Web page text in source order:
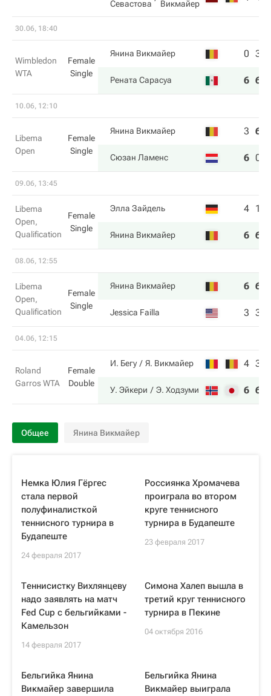
Севастова Викмайер
30.06, 18:40
Wimbledon
WTA
Female
Single
Янина Викмайер 0 3
Рената Сарасуа 6 6
10.06, 12:10
Libema
Open
Female
Single
Янина Викмайер 3 6
Сюзан Ламенс 6 0
09.06, 13:45
Libema
Open,
Qualification
Female
Single
Элла Зайдель 4 1
Янина Викмайер 6 6
08.06, 12:55
Libema
Open,
Qualification
Female
Single
Янина Викмайер 6 6
Jessica Failla 3 3
04.06, 12:15
Roland
Garros WTA
Female
Double
И. Бегу Я. Викмайер 4 3
У. Эйкери Э. Ходзуми 6 6
Общее Янина Викмайер
Немка Юлия Гёргес
стала первой
полуфиналисткой
теннисного турнира в
Будапеште
24 февраля 2017
Россиянка Хромачева
проиграла во втором
круге теннисного
турнира в Будапеште
23 февраля 2017
Теннисистку Вихлянцеву
надо заявлять на матч
Fed Cup c бельгийками -
Камельзон
14 февраля 2017
Симона Халеп вышла в
третий круг теннисного
турнира в Пекине
04 октября 2016
Бельгийка Янина
Викмайер завершила
Бельгийка Янина
Викмайер выиграла